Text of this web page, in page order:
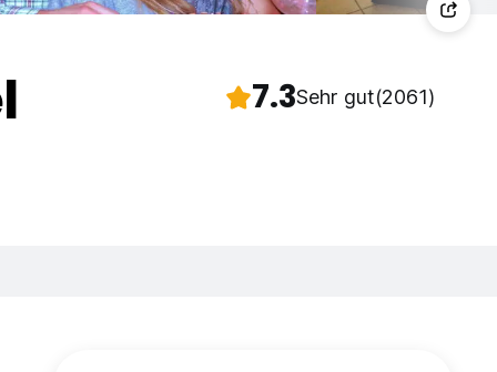
7.3Sehr gut(2061)